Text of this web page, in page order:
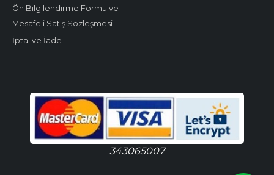
Ön Bilgilendirme Formu ve
Mesafeli Satış Sözleşmesi
İptal ve İade
343065007